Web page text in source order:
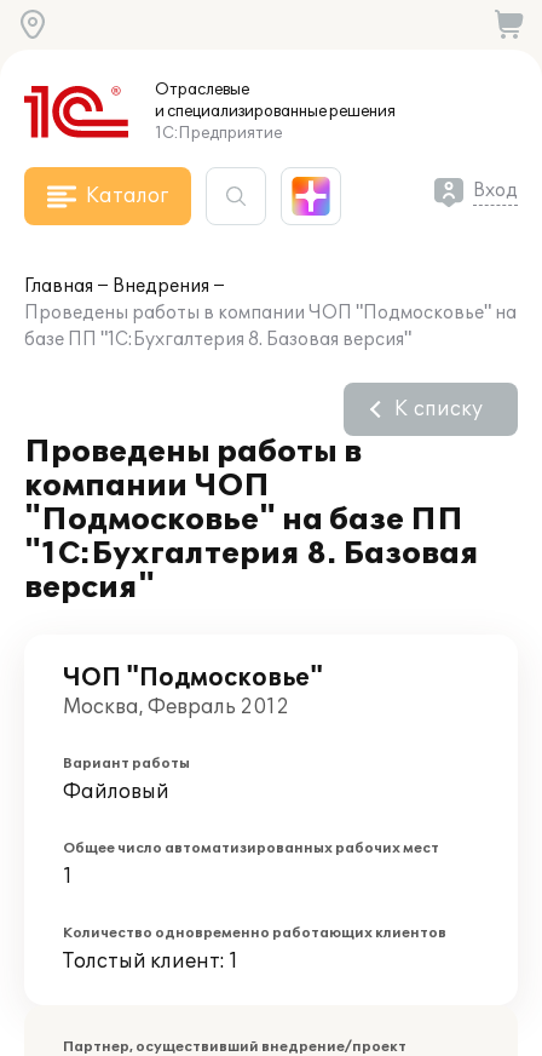
Отраслевые
и специализированныерешения
1С:Предприятие
Каталог Вход
Главная
Внедрения
Проведены работы в компании ЧОП "Подмосковье" на
базе ПП "1С:Бухгалтерия 8. Базовая версия"
Проведены работы в
компании ЧОП
"Подмосковье" на базе ПП
"1С:Бухгалтерия 8. Базовая
версия"
К списку
ЧОП "Подмосковье"
Москва, Февраль 2012
Вариант работы
Файловый
Общее число автоматизированных рабочих мест
1
Количество одновременно работающих клиентов
Толстый клиент: 1
Партнер, осуществивший внедрение/проект